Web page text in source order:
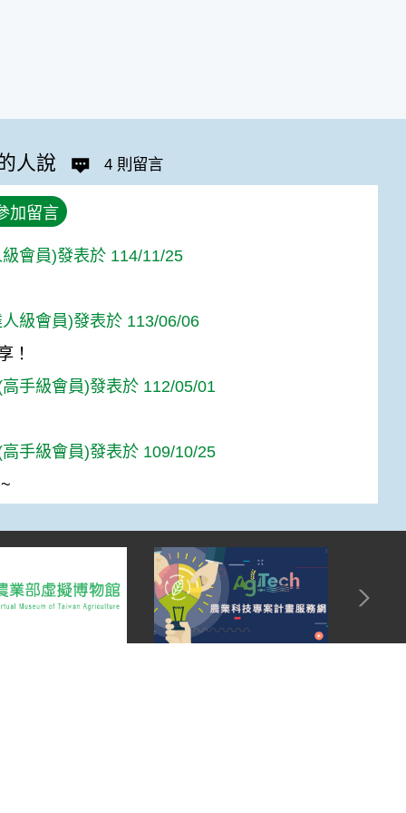
人說 4 則留言
加留言
會員)發表於 114/11/25
級會員)發表於 113/06/06
！
手級會員)發表於 112/05/01
手級會員)發表於 109/10/25